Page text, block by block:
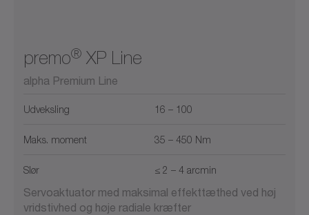
premo® XP Line
alpha Premium Line
Udveksling 16 – 100
Maks. moment 35 – 450 Nm
Slør ≤ 2 – 4 arcmin
Servoaktuator med maksimal effekttæthed ved høj
vridstivhed og høje radiale kræfter